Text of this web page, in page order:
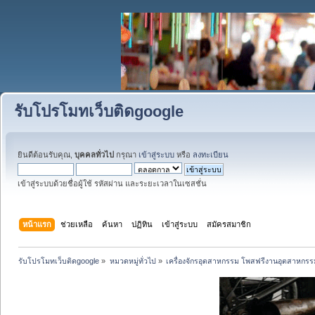
รับโปรโมทเว็บติดgoogle
ยินดีต้อนรับคุณ, บุคคลทั่วไป กรุณา เข้าสู่ระบบ หรือ ลงทะเบียน
เข้าสู่ระบบด้วยชื่อผู้ใช้ รหัสผ่าน และระยะเวลาในเซสชั่น
หน้าแรก ช่วยเหลือ ค้นหา ปฏิทิน เข้าสู่ระบบ สมัครสมาชิก
รับโปรโมทเว็บติดgoogle » หมวดหมู่ทั่วไป» เครื่องจักรอุตสาหกรรม โพสฟรีงานอุตสาหกร